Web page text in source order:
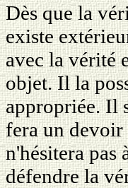
Dès que la
existe
avec la vérité
objet. Il la
appropriée. Il
fera un devoir
n'hésitera pas
défendre la